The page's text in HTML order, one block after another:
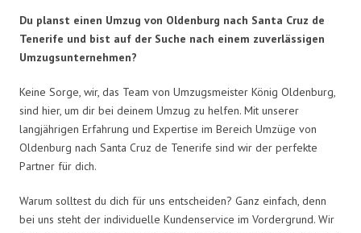
Du planst einen Umzug von Oldenburg nach Santa Cruz de
Tenerife und bist auf der Suche nach einem zuverlässigen
Umzugsunternehmen?
Keine Sorge, wir, das Team von Umzugsmeister König Oldenburg,
sind hier, um dir bei deinem Umzug zu helfen. Mit unserer
langjährigen Erfahrung und Expertise im Bereich Umzüge von
Oldenburg nach Santa Cruz de Tenerife sind wir der perfekte
Partner für dich.
Warum solltest du dich für uns entscheiden? Ganz einfach, denn
bei uns steht der individuelle Kundenservice im Vordergrund. Wir